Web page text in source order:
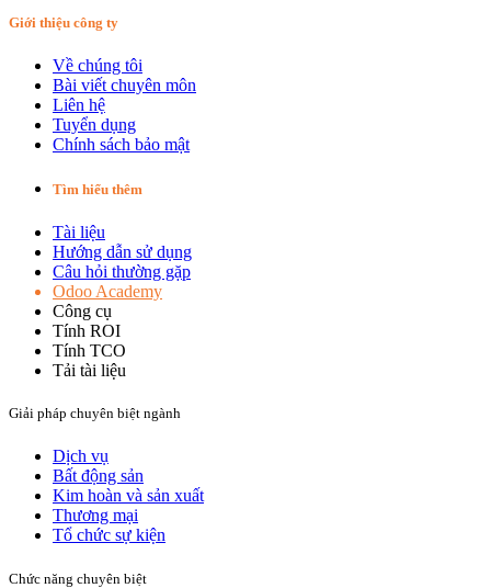
Giới thiệu công ty
Về chúng tôi
Bài viết chuyên môn
Liên hệ
Tuyển dụng
Chính sách bảo mật
Tìm hiểu thêm
Tài liệu
Hướng dẫn sử dụng
Câu hỏi thường gặp
Odoo Academy
Công cụ
Tính ROI
Tính TCO
Tải tài liệu
Giải pháp chuyên biệt ngành
Dịch vụ
Bất động sản​
Kim hoàn và sản xuất​
Thương mại
Tổ chức sự kiện
Chức năng chuyên biệt